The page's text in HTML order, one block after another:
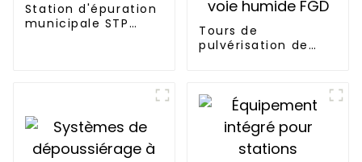
Station d'épuration
municipale STP
Tours de
pulvérisation de
traitement de
désulfuration par
voie humide FGD